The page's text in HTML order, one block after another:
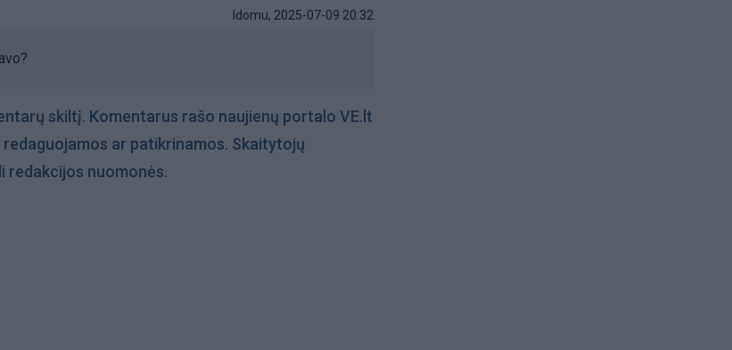
Idomu, 2025-07-09 20:32
skiltį. Komentarus rašo naujienų portalo VE.lt
ar patikrinamos. Skaitytojų
redakcijos nuomonės.